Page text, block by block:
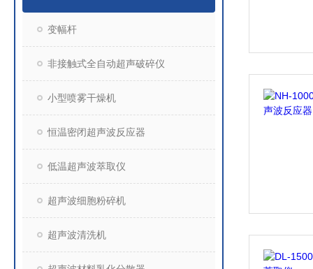
变幅杆
非接触式全自动超声破碎仪
小型喷雾干燥机
恒温密闭超声波反应器
低温超声波萃取仪
超声波细胞粉碎机
超声波清洗机